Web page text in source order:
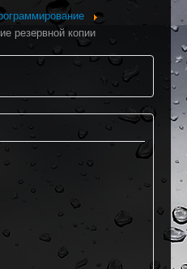
резервной копии